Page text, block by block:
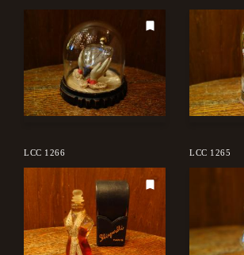
LCC 1266 LCC 1265